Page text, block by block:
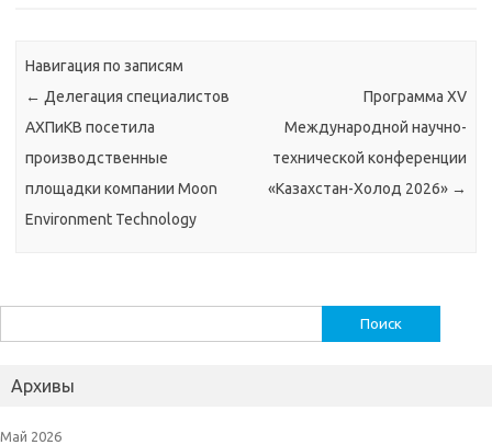
Навигация по записям
← Делегация специалистов
АХПиКВ посетила
производственные
площадки компании Moon
Environment Technology
Программа XV
Международной научно-
технической конференции
«Казахстан-Холод 2026» →
Архивы
Май 2026